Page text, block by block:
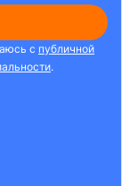
с публичной
.